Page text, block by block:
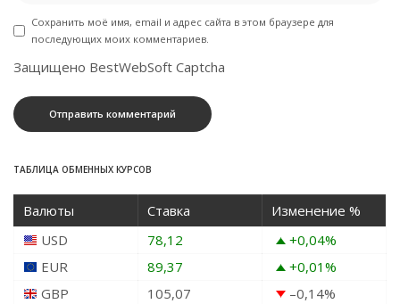
Сохранить моё имя, email и адрес сайта в этом браузере для
последующих моих комментариев.
Защищено BestWebSoft Captcha
ТАБЛИЦА ОБМЕННЫХ КУРСОВ
Валюты Ставка
Изменение %
USD
78,12 +0,04%
EUR
89,37 +0,01%
GBP
105,07 –0,14%